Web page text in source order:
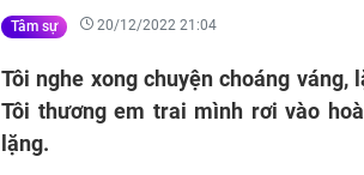
Tâm sự 20/12/2022 21:04
Tôi nghe xong chuyện choáng
Tôi thương em trai mình rơi vào
lặng.